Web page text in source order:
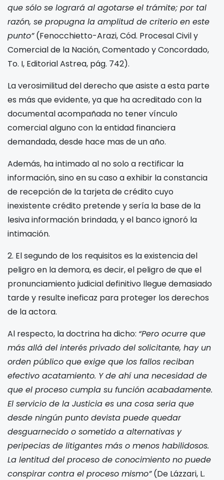
que sólo se logrará al agotarse el trámite; por tal
razón, se propugna la amplitud de criterio en este
punto”(Fenocchietto-Arazi, Cód. Procesal Civil y
Comercial de la Nación, Comentado y Concordado,
To. I, Editorial Astrea, pág. 742).
La verosimilitud del derecho que asiste a esta parte
es más que evidente, ya que ha acreditado con la
documental acompañada no tener vínculo
comercial alguno con la entidad financiera
demandada, desde hace mas de un año.
Además, ha intimado al no solo a rectificar la
información, sino en su caso a exhibir la constancia
de recepción de la tarjeta de crédito cuyo
inexistente crédito pretende y sería la base de la
lesiva información brindada, y el banco ignoró la
intimación.
2. El segundo de los requisitos es la existencia del
peligro en la demora, es decir, el peligro de que el
pronunciamiento judicial definitivo llegue demasiado
tarde y resulte ineficaz para proteger los derechos
de la actora.
Al respecto, la doctrina ha dicho: “Pero ocurre que
más allá del interés privado del solicitante, hay un
orden público que exige que los fallos reciban
efectivo acatamiento. Y de ahí una necesidad de
que el proceso cumpla su función acabadamente.
El servicio de la Justicia es una cosa seria que
desde ningún punto devista puede quedar
desguarnecido o sometido a alternativas y
peripecias de litigantes más o menos habilidosos.
La lentitud del proceso de conocimiento no puede
conspirar contra el proceso mismo”(De Lázzari, L.